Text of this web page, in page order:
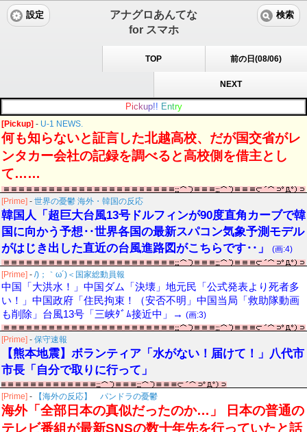
アナグロあんてな
for スマホ
設定 検索
TOP 前の日(08/06)
NEXT
Pic kup!! Entry
[Pickup] - U-1 NEWS.
何も知らないと証言した北越高校、だが国交省がレ
ンタカー会社の記録を調べると高校側を借主とし
て……
[Prime] - 世界の憂鬱 海外・韓国の反応
韓国人「超巨大台風13号ドルフィンが90度直角カーブで韓
国に向かう予想‥世界各国の最新スパコン気象予測モデル
がはじき出した直近の台風進路図がこちらです‥」
(画:4)
[Prime] - /)；｀ω´)＜国家総動員報
中国「大洪水！」中国ダム「決壊」地元民「公式発表より死者多
い！」中国政府「住民拘束！（安否不明」中国当局「救助隊動画
も削除」台風13号「三峡ﾀﾞﾑ接近中」→ (画:3)
[Prime] - 保守速報
【熊本地震】ボランティア「水がない！届けて！」八代市
市長「自分で取りに行って」
[Prime] - 【海外の反応】 パンドラの憂鬱
海外「全部日本の真似だったのか…」 日本の普通の
テレビ番組が最新SNSの数十年先を行っていたと話